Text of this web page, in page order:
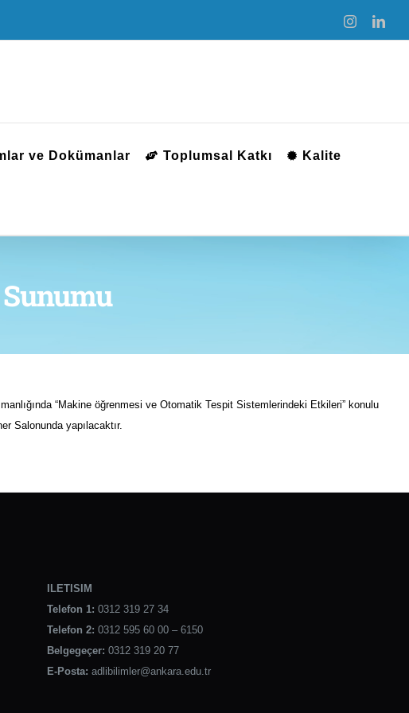
Instagram
ve Dokümanlar Toplumsal Katkı Kalite
Sunumu
“Makine öğrenmesi ve Otomatik Tespit Sistemlerindeki Etkileri” konulu
Salonunda yapılacaktır.
ILETISIM
Telefon 1: 0312 319 27 34
Telefon 2: 0312 595 60 00 – 6150
Belgegeçer: 0312 319 20 77
E-Posta: adlibilimler@ankara.edu.tr